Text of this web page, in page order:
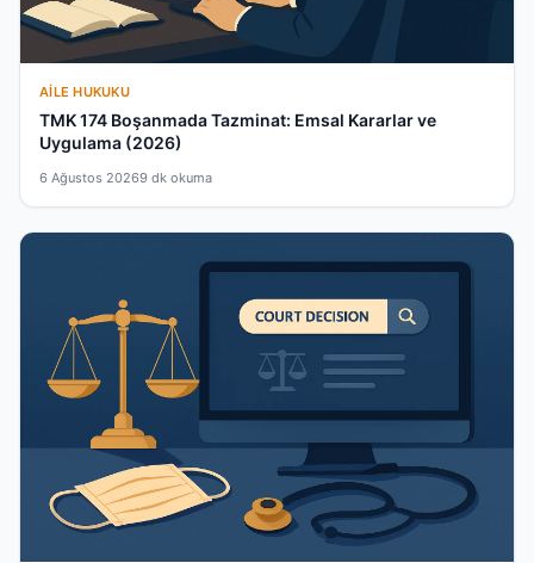
AILE HUKUKU
TMK 174 Boşanmada Tazminat: Emsal Kararlar ve
Uygulama (2026)
6 Ağustos 20269 dk okuma